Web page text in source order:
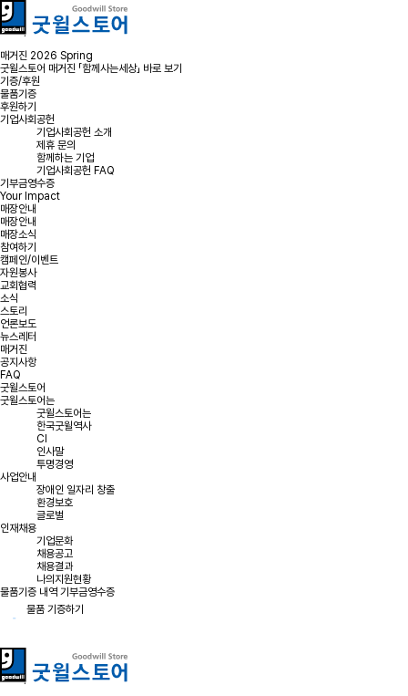
매거진 2026 Spring
굿윌스토어 매거진 「함께사는세상」 바로 보기
기증/후원
물품기증
후원하기
기업사회공헌
기업사회공헌 소개
제휴 문의
함께하는 기업
기업사회공헌 FAQ
기부금영수증
Your Impact
매장안내
매장안내
매장소식
참여하기
캠페인/이벤트
자원봉사
교회협력
소식
스토리
언론보도
뉴스레터
매거진
공지사항
FAQ
굿윌스토어
굿윌스토어는
굿윌스토어는
한국굿윌역사
CI
인사말
투명경영
사업안내
장애인 일자리 창출
환경보호
글로벌
인재채용
기업문화
채용공고
채용결과
나의지원현황
물품기증 내역 기부금영수증
물품 기증하기